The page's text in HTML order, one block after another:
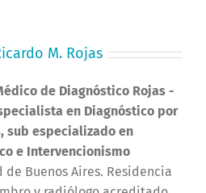
M. Rojas
de Diagnóstico Rojas -
en Diagnóstico por
sub especializado en
e Intervencionismo
Buenos Aires. Residencia